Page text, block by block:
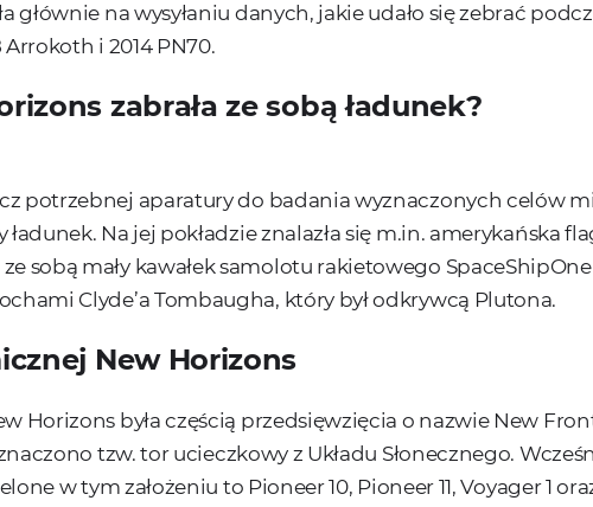
głównie na wysyłaniu danych, jakie udało się zebrać
i 2014 PN70.
zabrała ze sobą ładunek?
potrzebnej aparatury do badania wyznaczonych celów
Na jej pokładzie znalazła się m.in. amerykańska
sobą mały kawałek samolotu rakietowego
Clyde’a Tombaugha, który był odkrywcą Plutona.
New Horizons
Horizons była częścią przedsięwzięcia o nazwie New
tzw. tor ucieczkowy z Układu Słonecznego.
w tym założeniu to Pioneer 10, Pioneer 11, Voyager 1